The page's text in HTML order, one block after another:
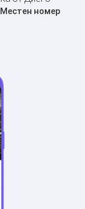
Местен номер